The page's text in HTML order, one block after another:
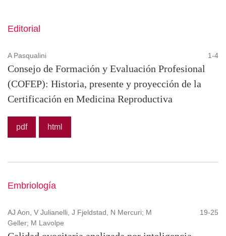
Editorial
A Pasqualini 1-4
Consejo de Formación y Evaluación Profesional
(COFEP): Historia, presente y proyección de la
Certificación en Medicina Reproductiva
pdf html
Embriología
AJ Aon, V Julianelli, J Fjeldstad, N Mercuri; M
Geller; M Lavolpe
19-25